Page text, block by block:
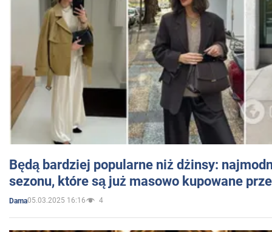
Będą bardziej popularne niż dżinsy:
sezonu, które są już masowo kupowane
Dama05.03.2025 16:16 4